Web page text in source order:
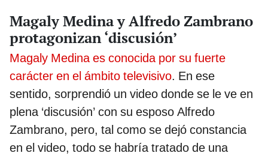
Magaly Medina y Alfredo Zambrano
protagonizan ‘discusión’
Magaly Medina es conocida por su fuerte
carácter en el ámbito televisivo. En ese
sentido, sorprendió un video donde se le ve en
plena ‘discusión’ con su esposo Alfredo
Zambrano, pero, tal como se dejó constancia
en el video, todo se habría tratado de una